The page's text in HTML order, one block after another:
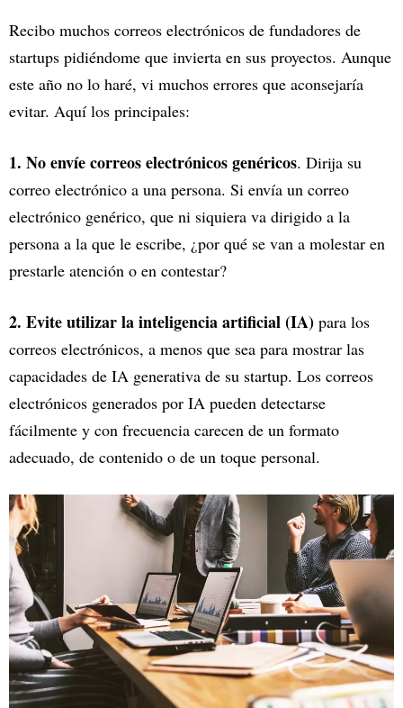
Recibo muchos correos electrónicos de fundadores de
startups pidiéndome que invierta en sus proyectos. Aunque
este año no lo haré, vi muchos errores que aconsejaría
evitar. Aquí los principales:
1. No envíe correos electrónicos genéricos. Dirija su
correo electrónico a una persona. Si envía un correo
electrónico genérico, que ni siquiera va dirigido a la
persona a la que le escribe, ¿por qué se van a molestar en
prestarle atención o en contestar?
2. Evite utilizar la inteligencia artificial (IA) para los
correos electrónicos, a menos que sea para mostrar las
capacidades de IA generativa de su startup. Los correos
electrónicos generados por IA pueden detectarse
fácilmente y con frecuencia carecen de un formato
adecuado, de contenido o de un toque personal.